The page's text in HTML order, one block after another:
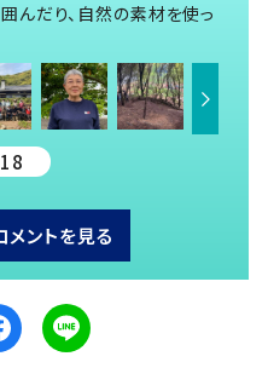
んだり、自然の素材を使っ
ントを見る